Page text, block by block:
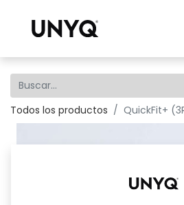
Todos los productos QuickFit+